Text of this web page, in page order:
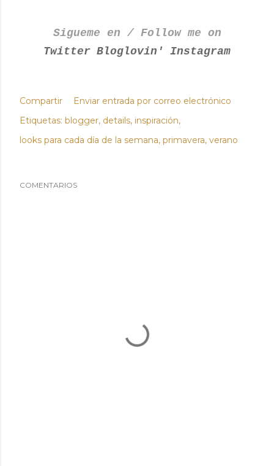
Sigueme en / Follow me on
Twitter Bloglovin' Instagram
Compartir
Enviar entrada por correo electrónico
Etiquetas: blogger details inspiración
looks para cada día de la semana primavera verano
COMENTARIOS